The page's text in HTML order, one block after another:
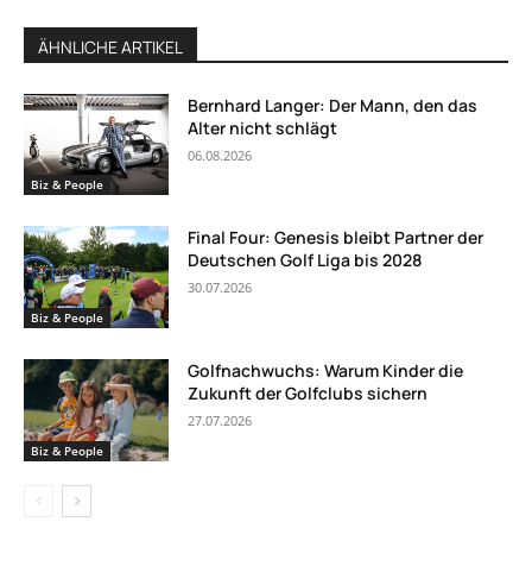
ÄHNLICHE ARTIKEL
Biz & People
Bernhard Langer: Der Mann, den das
Alter nicht schlägt
06.08.2026
Biz & People
Final Four: Genesis bleibt Partner der
Deutschen Golf Liga bis 2028
30.07.2026
Biz & People
Golfnachwuchs: Warum Kinder die
Zukunft der Golfclubs sichern
27.07.2026